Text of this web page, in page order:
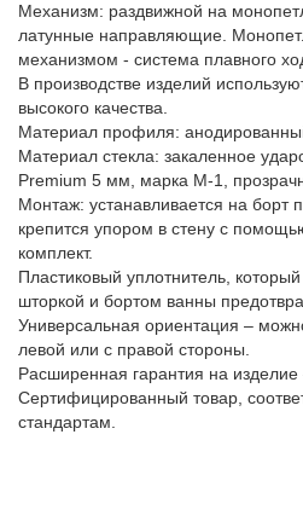
Механизм: раздвижной на
латунные направляющие.
механизмом - система плавного
В производстве изделий
высокого качества.
Материал профиля:
Материал стекла: закаленное
Premium 5 мм, марка М-1,
Монтаж: устанавливается на борт
крепится упором в стену с
комплект.
Пластиковый уплотнитель,
шторкой и бортом ванны
Универсальная ориентация –
левой или с правой стороны.
Расширенная гарантия на изделие
Сертифицированный товар,
стандартам.